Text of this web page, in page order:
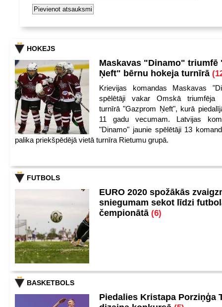
HOKEJS
Maskavas "Dinamo" triumfē
Ņeft" bērnu hokeja turnīrā
Krievijas komandas Maskavas
spēlētāji vakar Omskā triumfēja
turnīrā "Gazprom Ņeft", kurā
11 gadu vecumam. Latvijas
"Dinamo" jaunie spēlētāji 13
palika priekšpēdējā vietā turnīra Rietumu grupā.
FUTBOLS
EURO 2020 spožākās
sniegumam sekot līdzi
čempionātā (6)
BASKETBOLS
Piedalies Kristapa Porziņģa